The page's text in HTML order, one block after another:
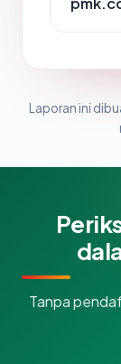
Laporan ini
Tanpa